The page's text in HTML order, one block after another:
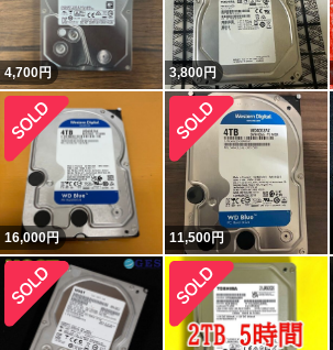
4,700円 3,800円
16,000円 11,500円